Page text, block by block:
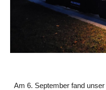
Am 6. September fand